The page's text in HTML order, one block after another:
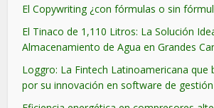
El Copywriting ¿con fórmulas o sin
El Tinaco de 1,110 Litros: La Solución
Almacenamiento de Agua en Grandes
Loggro: La Fintech Latinoamericana que
por su innovación en software de